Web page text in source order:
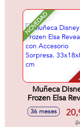
NOVEDAD
-
Muñeca
Frozen Elsa
con
Sorpresa.
36 meses